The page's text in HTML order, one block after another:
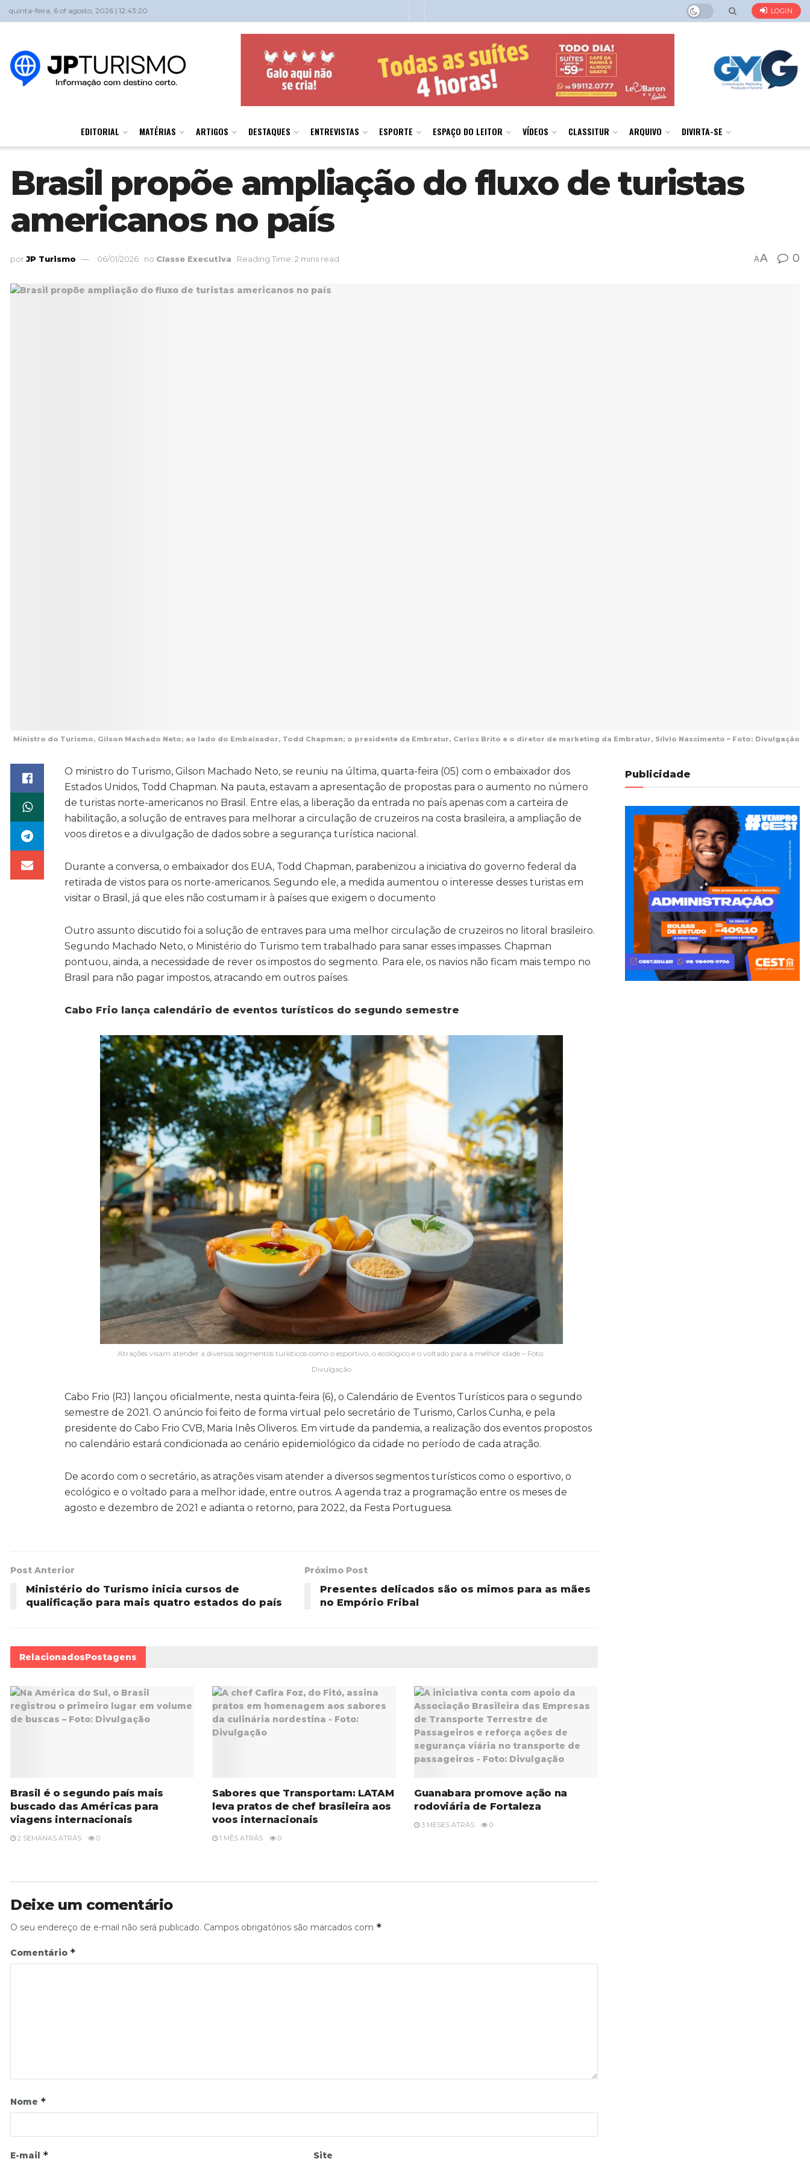
quinta-feira, 6 of agosto, 2026 | 12:43:20 LOGIN
EDITORIAL MATÉRIAS ARTIGOS DESTAQUES ENTREVISTAS ESPORTE ESPAÇO DO LEITOR VÍDEOS CLASSITUR ARQUIVO DIVIRTA-SE
Brasil propõe ampliação do fluxo de turistas
americanos no país
porJP Turismo 06/01/2026 no Classe Executiva Reading Time: 2 mins read AA 0
Ministro do Turismo, Gilson Machado Neto; ao lado do Embaixador, Todd Chapman; o presidente da Embratur, Carlos Brito e o diretor de marketing da Embratur, Sílvio Nascimento – Foto: Divulgação
O ministro do Turismo, Gilson Machado Neto, se reuniu na última, quarta-feira (05) com o embaixador dos
Estados Unidos, Todd Chapman. Na pauta, estavam a apresentação de propostas para o aumento no número
de turistas norte-americanos no Brasil. Entre elas, a liberação da entrada no país apenas com a carteira de
habilitação, a solução de entraves para melhorar a circulação de cruzeiros na costa brasileira, a ampliação de
voos diretos e a divulgação de dados sobre a segurança turística nacional.
Durante a conversa, o embaixador dos EUA, Todd Chapman, parabenizou a iniciativa do governo federal da
retirada de vistos para os norte-americanos. Segundo ele, a medida aumentou o interesse desses turistas em
visitar o Brasil, já que eles não costumam ir à países que exigem o documento
Outro assunto discutido foi a solução de entraves para uma melhor circulação de cruzeiros no litoral brasileiro.
Segundo Machado Neto, o Ministério do Turismo tem trabalhado para sanar esses impasses. Chapman
pontuou, ainda, a necessidade de rever os impostos do segmento. Para ele, os navios não ficam mais tempo no
Brasil para não pagar impostos, atracando em outros países.
Cabo Frio lança calendário de eventos turísticos do segundo semestre
Atrações visam atender a diversos segmentos turísticos como o esportivo, o ecológico e o voltado para a melhor idade – Foto:
Divulgação
Cabo Frio (RJ) lançou oficialmente, nesta quinta-feira (6), o Calendário de Eventos Turísticos para o segundo
semestre de 2021. O anúncio foi feito de forma virtual pelo secretário de Turismo, Carlos Cunha, e pela
presidente do Cabo Frio CVB, Maria Inês Oliveros. Em virtude da pandemia, a realização dos eventos propostos
no calendário estará condicionada ao cenário epidemiológico da cidade no período de cada atração.
De acordo com o secretário, as atrações visam atender a diversos segmentos turísticos como o esportivo, o
ecológico e o voltado para a melhor idade, entre outros. A agenda traz a programação entre os meses de
agosto e dezembro de 2021 e adianta o retorno, para 2022, da Festa Portuguesa.
Post Anterior
Ministério do Turismo inicia cursos de
qualificação para mais quatro estados do país
Próximo Post
Presentes delicados são os mimos para as mães
no Empório Fribal
RelacionadosPostagens
Brasil é o segundo país mais
buscado das Américas para
viagens internacionais
2 SEMANAS ATRÁS 0
Sabores que Transportam: LATAM
leva pratos de chef brasileira aos
voos internacionais
1 MÊS ATRÁS 0
Guanabara promove ação na
rodoviária de Fortaleza
3 MESES ATRÁS 0
Deixe um comentário
O seu endereço de e-mail não será publicado. Campos obrigatórios são marcados com *
Comentário *
Nome *
E-mail * Site
Publicidade